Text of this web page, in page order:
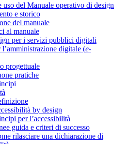
uso del Manuale operativo di design
e storico
del manuale
al manuale
per i servizi pubblici digitali
digitale (e-
progettuale
pratiche
by design
per l’accessibilità
guida e criteri di successo
rilasciare una dichiarazione di